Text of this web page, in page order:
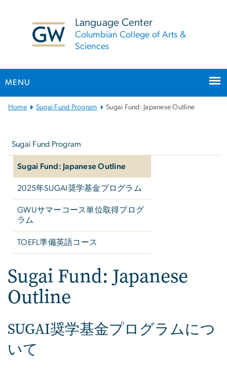
Language Center
Columbian College of Arts &
Sciences
MENU
MainHome Sugai Fund Program Sugai Fund: Japanese Outline
Sugai Fund Program
Sugai Fund: Japanese Outline
2025年SUGAI奨学基金プログラム
GWUサマーコース単位取得プログ
ラム
TOEFL準備英語コース
Sugai Fund: Japanese
Outline
SUGAI奨学基金プログラムにつ
いて